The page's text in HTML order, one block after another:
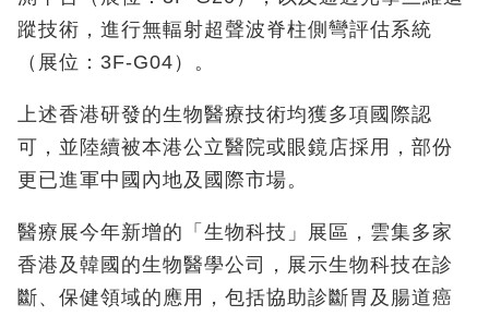
蹤技術，進行無輻射超聲波脊柱側彎評估系統
（展位：3F-G04）。
上述香港研發的生物醫療技術均獲多項國際認
可，並陸續被本港公立醫院或眼鏡店採用，部份
更已進軍中國內地及國際市場。
醫療展今年新增的「生物科技」展區，雲集多家
香港及韓國的生物醫學公司，展示生物科技在診
斷、保健領域的應用，包括協助診斷胃及腸道癌